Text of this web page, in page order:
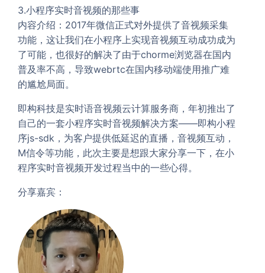
3.小程序实时音视频的那些事
内容介绍：2017年微信正式对外提供了音视频采集
功能，这让我们在小程序上实现音视频互动成功成为
了可能，也很好的解决了由于chorme浏览器在国内
普及率不高，导致webrtc在国内移动端使用推广难
的尴尬局面。
即构科技是实时语音视频云计算服务商，年初推出了
自己的一套小程序实时音视频解决方案——即构小程
序js-sdk，为客户提供低延迟的直播，音视频互动，
M信令等功能，此次主要是想跟大家分享一下，在小
程序实时音视频开发过程当中的一些心得。
分享嘉宾：